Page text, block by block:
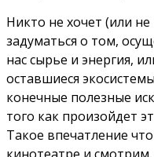
Никто не хочет (или
задуматься о том,
нас сырье и энергия,
оставшиеся
конечные полезные
того как произойдет
Такое впечатление что